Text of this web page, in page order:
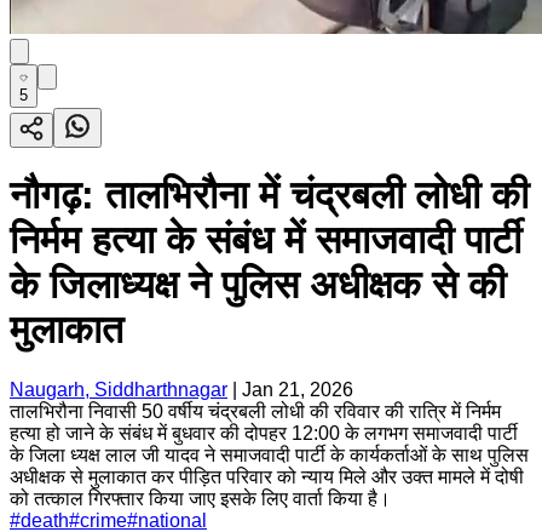
5
नौगढ़: तालभिरौना में चंद्रबली लोधी की
निर्मम हत्या के संबंध में समाजवादी पार्टी
के जिलाध्यक्ष ने पुलिस अधीक्षक से की
मुलाकात
Naugarh, Siddharthnagar
Jan 21, 2026
तालभिरौना निवासी 50 वर्षीय चंद्रबली लोधी की रविवार की रात्रि में निर्मम
हत्या हो जाने के संबंध में बुधवार की दोपहर 12:00 के लगभग समाजवादी पार्टी
के जिला ध्यक्ष लाल जी यादव ने समाजवादी पार्टी के कार्यकर्ताओं के साथ पुलिस
अधीक्षक से मुलाकात कर पीड़ित परिवार को न्याय मिले और उक्त मामले में दोषी
को तत्काल गिरफ्तार किया जाए इसके लिए वार्ता किया है।
#death#crime#national